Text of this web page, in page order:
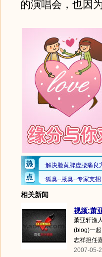
的演唱会，也因
相关新闻
视频:萧
萧亚轩渔
(blog)一
志祥担任
2007-05-